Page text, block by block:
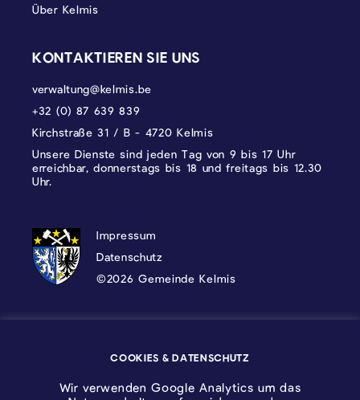
Über Kelmis
KONTAKTIEREN SIE UNS
verwaltung@kelmis.be
+32 (0) 87 639 839
Kirchstraße 31 / B - 4720 Kelmis
Unsere Dienste sind jeden Tag von 9 bis 17 Uhr
erreichbar, donnerstags bis 18 und freitags bis 12.30
Uhr.
DATENSCHUTZ, IMPRESSUM UND
Impressum
Datenschutz
©2026 Gemeinde Kelmis
COOKIES & DATENSCHUTZ
Wir verwenden Google Analytics um das